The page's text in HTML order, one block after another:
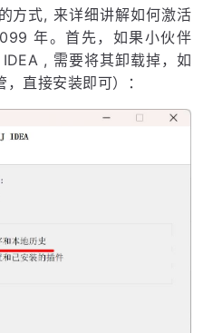
方式, 来详细讲解如何激活
年。首先，如果小伙伴
, 需要将其卸载掉，如
直接安装即可）：